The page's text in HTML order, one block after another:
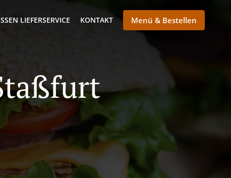
LIEFERSERVICE KONTAKT Menü & Bestellen